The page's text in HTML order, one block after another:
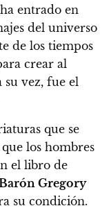
entrado en
del universo
de los tiempos
crear al
su vez, fue el
que se
que los hombres
el libro de
Gregory
su condición.